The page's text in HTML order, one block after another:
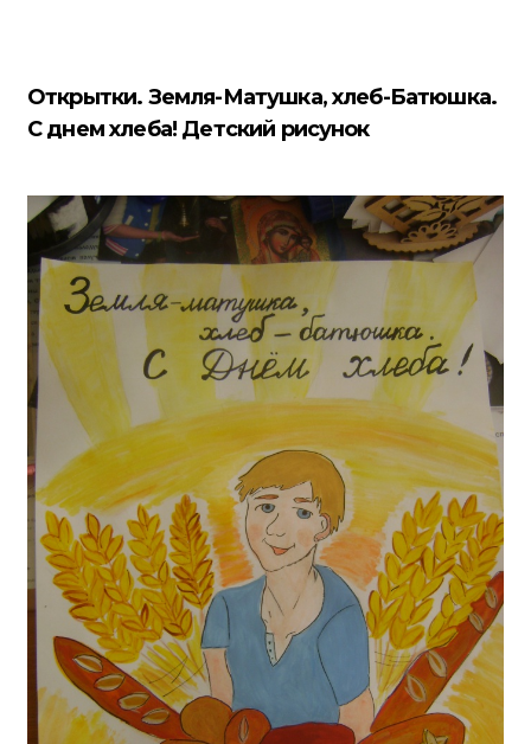
Открытки. Земля-Матушка, хлеб-Батюшка.
С днем хлеба! Детский рисунок